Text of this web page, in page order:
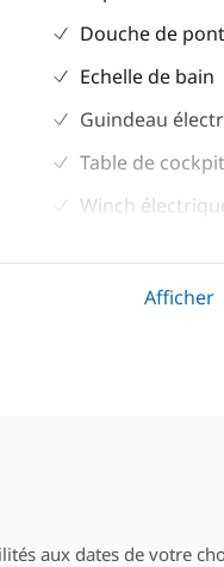
Douche de pont
Echelle de bain
Guindeau
Table de cockpit
Winch
Afficher
aux dates de votre